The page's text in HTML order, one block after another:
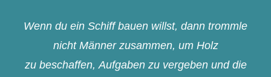
Wenn du ein Schiff bauen willst, dann trommle
nicht Männer zusammen, um Holz
zu beschaffen, Aufgaben zu vergeben und die